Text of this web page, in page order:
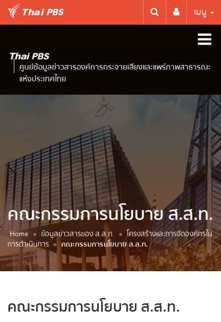
เมนู
ศูนย์ข้อมูลข่าวสารองค์การกระจายเสียงและแพร่ภาพสาธารณะ
แห่งประเทศไทย
คณะกรรมการนโยบาย ส.ส.ท.
Home » ข้อมูลข่าวสารของ ส.ส.ท. » ​โครงสร้างและการจัดองค์กรใน
การดำเนินการ » คณะกรรมการนโยบาย ส.ส.ท.
คณะกรรมการนโยบาย ส.ส.ท.